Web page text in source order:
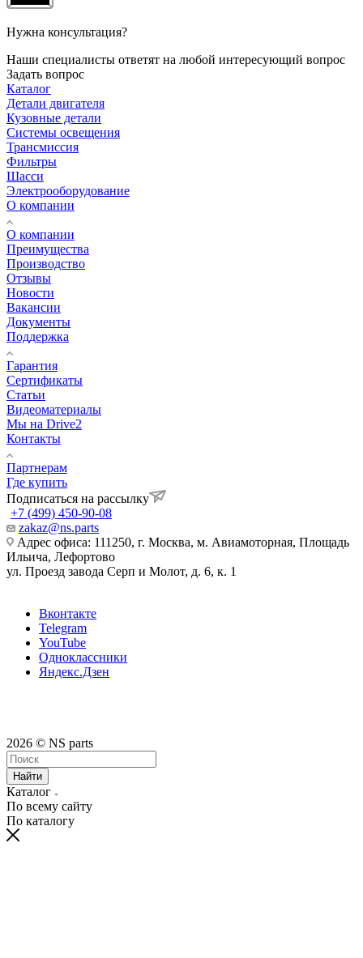
Нужна консультация?
Наши специалисты ответят на любой интересующий вопрос
Задать вопрос
Каталог
Детали двигателя
Кузовные детали
Системы освещения
Трансмиссия
Фильтры
Шасси
Электрооборудование
О компании
О компании
Преимущества
Производство
Отзывы
Новости
Вакансии
Документы
Поддержка
Гарантия
Сертификаты
Статьи
Видеоматериалы
Мы на Drive2
Контакты
Партнерам
Где купить
Подписаться на рассылку
+7 (499) 450-90-08
zakaz@ns.parts
Адрес офиса: 111250, г. Москва, м. Авиамоторная, Площадь
Ильича, Лефортово
ул. Проезд завода Серп и Молот, д. 6, к. 1
Вконтакте
Telegram
YouTube
Одноклассники
Яндекс.Дзен
2026 © NS parts
Найти
Каталог
По всему сайту
По каталогу